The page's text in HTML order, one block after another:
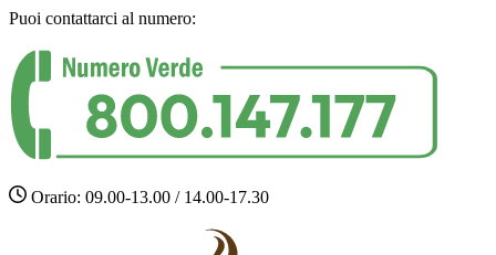
Puoi contattarci al numero:
Orario: 09.00-13.00 / 14.00-17.30